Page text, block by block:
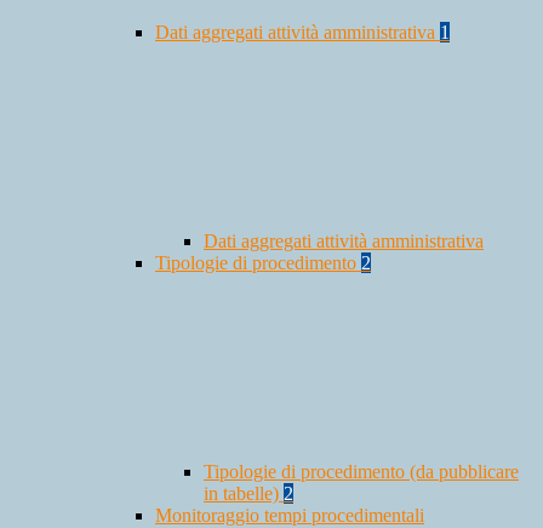
Dati aggregati attività amministrativa 1
Dati aggregati attività amministrativa
Tipologie di procedimento 2
Tipologie di procedimento (da pubblicare
in tabelle) 2
Monitoraggio tempi procedimentali